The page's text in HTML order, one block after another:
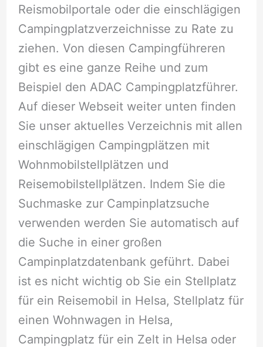
Reismobilportale oder die einschlägigen
Campingplatzverzeichnisse zu Rate zu
ziehen. Von diesen Campingführeren
gibt es eine ganze Reihe und zum
Beispiel den ADAC Campingplatzführer.
Auf dieser Webseit weiter unten finden
Sie unser aktuelles Verzeichnis mit allen
einschlägigen Campingplätzen mit
Wohnmobilstellplätzen und
Reisemobilstellplätzen. Indem Sie die
Suchmaske zur Campinplatzsuche
verwenden werden Sie automatisch auf
die Suche in einer großen
Campinplatzdatenbank geführt. Dabei
ist es nicht wichtig ob Sie ein Stellplatz
für ein Reisemobil in Helsa, Stellplatz für
einen Wohnwagen in Helsa,
Campingplatz für ein Zelt in Helsa oder